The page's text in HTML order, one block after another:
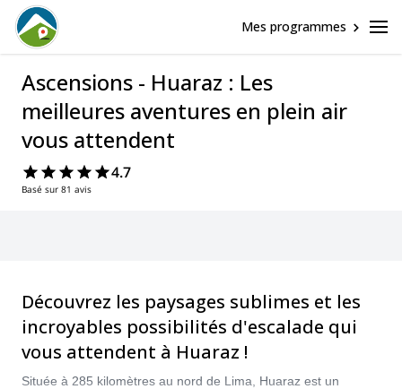
Mes programmes
Ascensions - Huaraz : Les
meilleures aventures en plein air
vous attendent
4.7
Basé sur 81 avis
Découvrez les paysages sublimes et les
incroyables possibilités d'escalade qui
vous attendent à Huaraz !
Située à 285 kilomètres au nord de Lima, Huaraz est un